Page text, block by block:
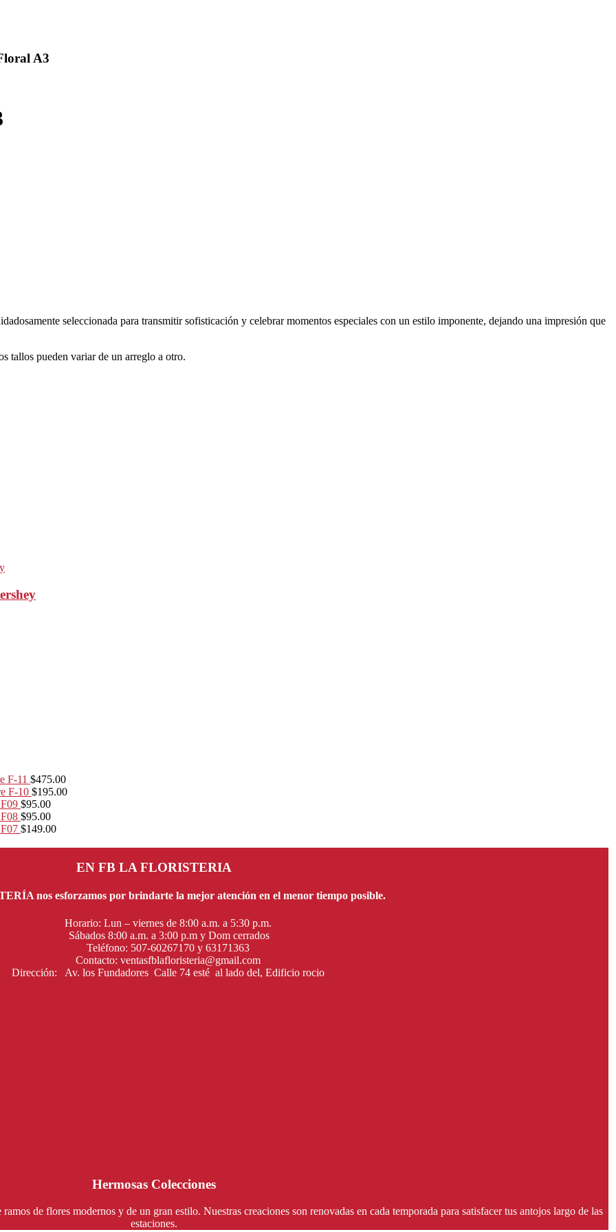
A3
seleccionada para transmitir sofisticación y celebrar momentos especiales con un estilo imponente, dejando una impresión que
tallos pueden variar de un arreglo a otro.
F-11 $475.00
F-10 $195.00
$95.00
$95.00
$149.00
EN FB LA FLORISTERIA
nos esforzamos por brindarte la mejor atención en el menor tiempo posible.
Horario: Lun – viernes de 8:00 a.m. a 5:30 p.m.
Sábados 8:00 a.m. a 3:00 p.m y Dom cerrados
Teléfono: 507-60267170 y 63171363
Contacto: ventasfblafloristeria@gmail.com
Dirección: Av. los Fundadores Calle 74 esté al lado del, Edificio rocio
Hermosas Colecciones
de flores modernos y de un gran estilo. Nuestras creaciones son renovadas en cada temporada para satisfacer tus antojos largo de las
estaciones.